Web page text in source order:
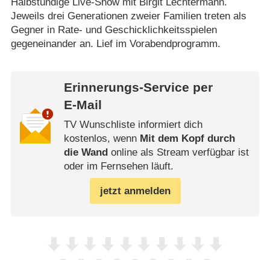
Halbstündige Live-Show mit Birgit Lechtermann.
Jeweils drei Generationen zweier Familien treten als
Gegner in Rate- und Geschicklichkeitsspielen
gegeneinander an. Lief im Vorabendprogramm.
Erinnerungs-Service per
E-Mail
TV Wunschliste informiert dich
kostenlos, wenn Mit dem Kopf durch
die Wandonline als Stream verfügbar ist
oder im Fernsehen läuft.
jetzt anmelden